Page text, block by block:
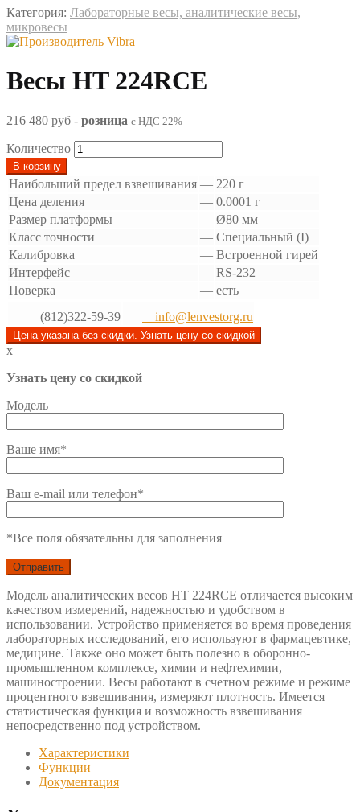
Категория: Лабораторные весы, аналитические весы,
микровесы
Весы HT 224RCE
216 480 руб - розница с НДС 22%
Количество
В корзину
Наибольший предел взвешивания — 220 г
Цена деления
— 0.0001 г
Размер платформы
— Ø80 мм
Класс точности
— Специальный (I)
Калибровка
— Встроенной гирей
Интерфейс
— RS-232
Поверка
— есть
(812)322-59-39
info@lenvestorg.ru
Цена указана без скидки. Узнать цену со скидкой
x
Узнать цену со скидкой
Модель
Ваше имя*
Ваш e-mail или телефон*
*Все поля обязательны для заполнения
Модель аналитических весов HT 224RCE отличается высоким
качеством измерений, надежностью и удобством в
использовании. Устройство применяется во время проведения
лабораторных исследований, его используют в фармацевтике,
медицине. Также оно может быть полезно в оборонно-
промышленном комплексе, химии и нефтехимии,
машиностроении. Весы работают в счетном режиме и режиме
процентного взвешивания, измеряют плотность. Имеется
статистическая функция и возможность взвешивания
непосредственно под устройством.
Характеристики
Функции
Документация